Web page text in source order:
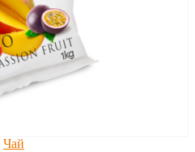
Чай